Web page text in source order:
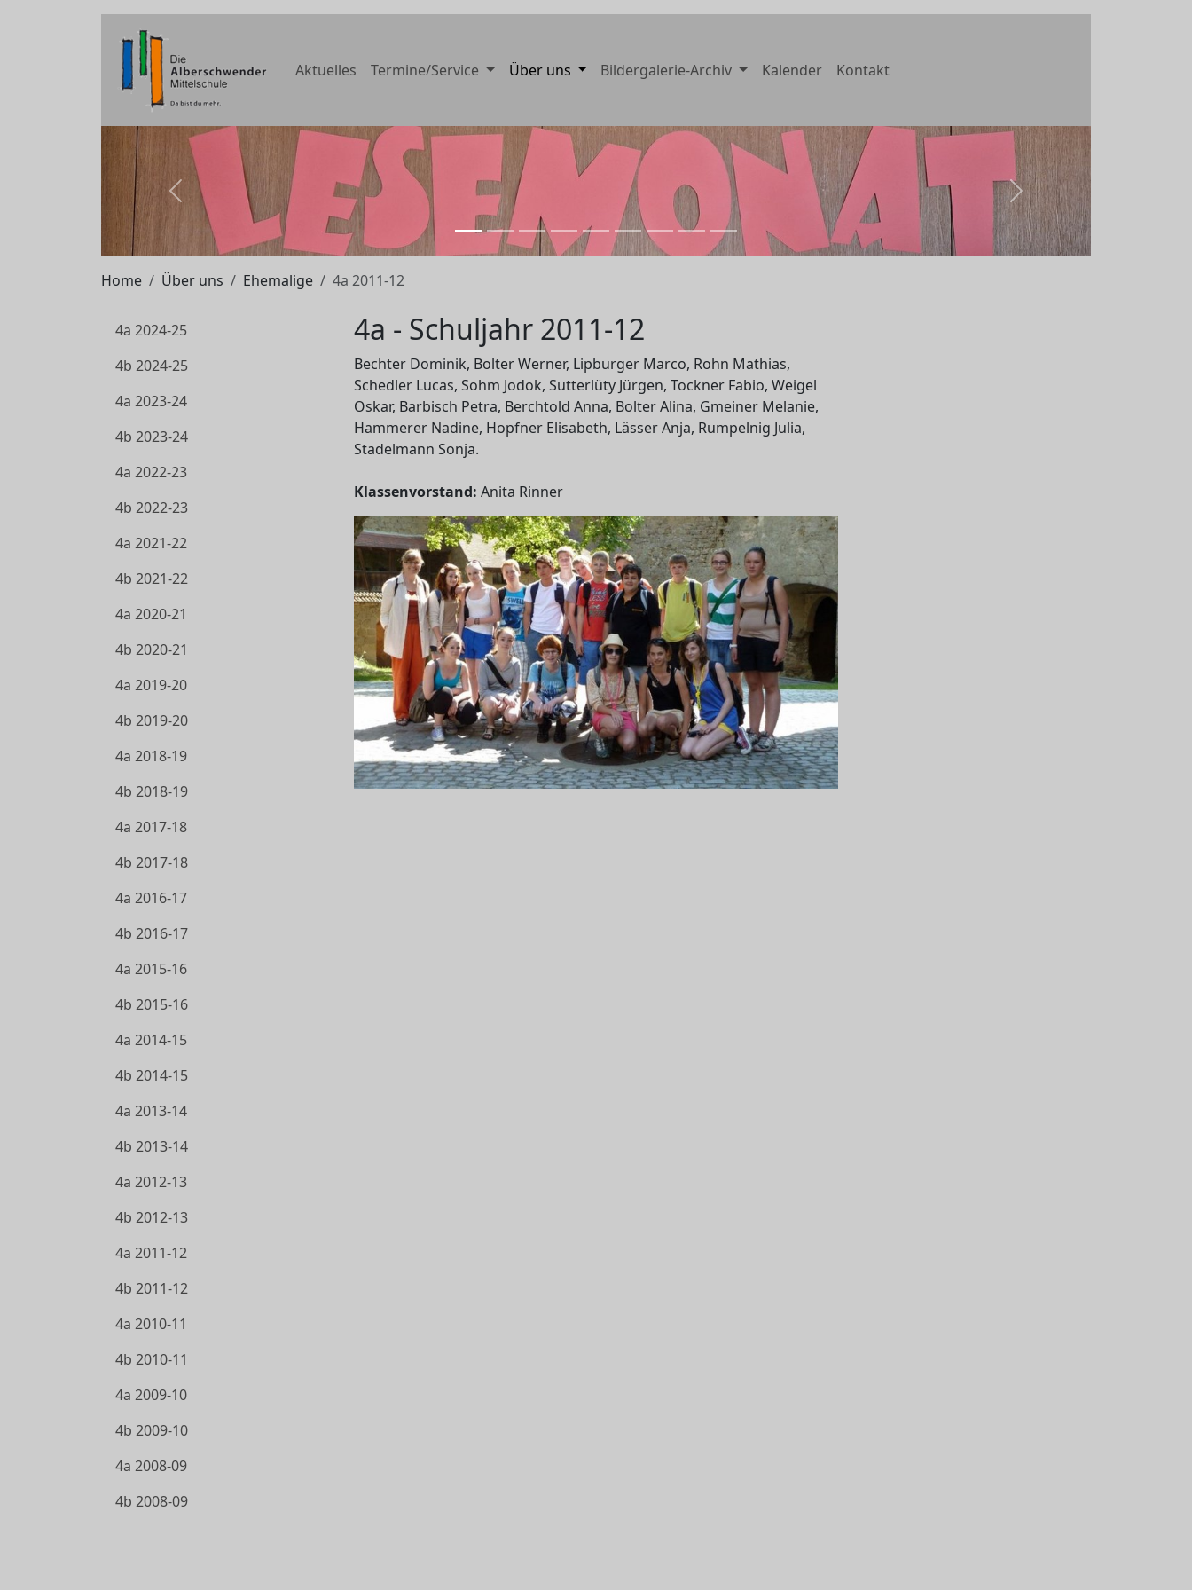
Aktuelles Termine/Service Über uns Bildergalerie-Archiv Kalender Kontakt
zurück weiter
Home Über uns Ehemalige 4a 2011-12
4a 2024-25
4b 2024-25
4a 2023-24
4b 2023-24
4a 2022-23
4b 2022-23
4a 2021-22
4b 2021-22
4a 2020-21
4b 2020-21
4a 2019-20
4b 2019-20
4a 2018-19
4b 2018-19
4a 2017-18
4b 2017-18
4a 2016-17
4b 2016-17
4a 2015-16
4b 2015-16
4a 2014-15
4b 2014-15
4a 2013-14
4b 2013-14
4a 2012-13
4b 2012-13
4a 2011-12
4b 2011-12
4a 2010-11
4b 2010-11
4a 2009-10
4b 2009-10
4a 2008-09
4b 2008-09
4a - Schuljahr 2011-12
Bechter Dominik, Bolter Werner, Lipburger Marco, Rohn Mathias,
Schedler Lucas, Sohm Jodok, Sutterlüty Jürgen, Tockner Fabio, Weigel
Oskar, Barbisch Petra, Berchtold Anna, Bolter Alina, Gmeiner Melanie,
Hammerer Nadine, Hopfner Elisabeth, Lässer Anja, Rumpelnig Julia,
Stadelmann Sonja.
Klassenvorstand: Anita Rinner